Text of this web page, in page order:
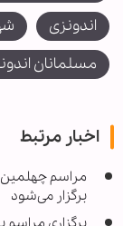
اندونزی
مسلمانان
اخبار مرتبط
مراسم چهلمین
برگزار می‌شود